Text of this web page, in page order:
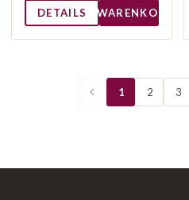
DETAILS WARENKORB
1 2 3